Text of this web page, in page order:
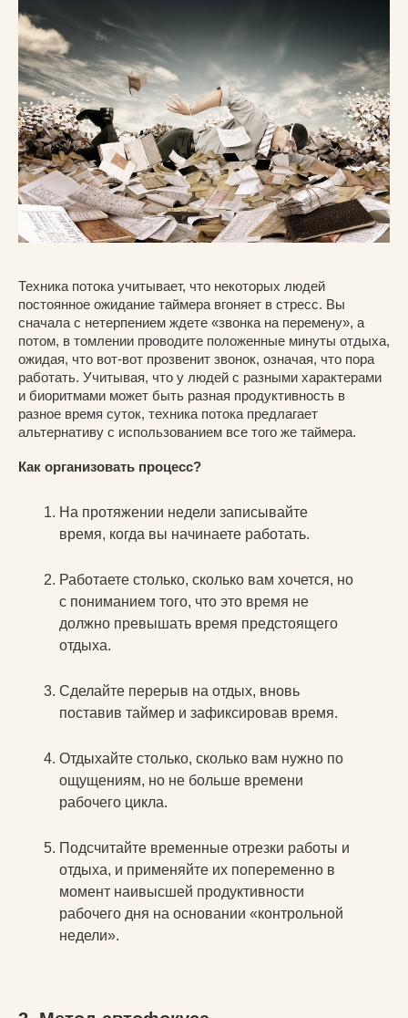
Техника потока учитывает, что некоторых людей
постоянное ожидание таймера вгоняет в стресс. Вы
сначала с нетерпением ждете «звонка на перемену», а
потом, в томлении проводите положенные минуты отдыха,
ожидая, что вот-вот прозвенит звонок, означая, что пора
работать. Учитывая, что у людей с разными характерами
и биоритмами может быть разная продуктивность в
разное время суток, техника потока предлагает
альтернативу с использованием все того же таймера.
Как организовать процесс?
На протяжении недели записывайте
время, когда вы начинаете работать.
Работаете столько, сколько вам хочется, но
с пониманием того, что это время не
должно превышать время предстоящего
отдыха.
Сделайте перерыв на отдых, вновь
поставив таймер и зафиксировав время.
Отдыхайте столько, сколько вам нужно по
ощущениям, но не больше времени
рабочего цикла.
Подсчитайте временные отрезки работы и
отдыха, и применяйте их попеременно в
момент наивысшей продуктивности
рабочего дня на основании «контрольной
недели».